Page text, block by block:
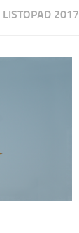
LISTOPAD 2017